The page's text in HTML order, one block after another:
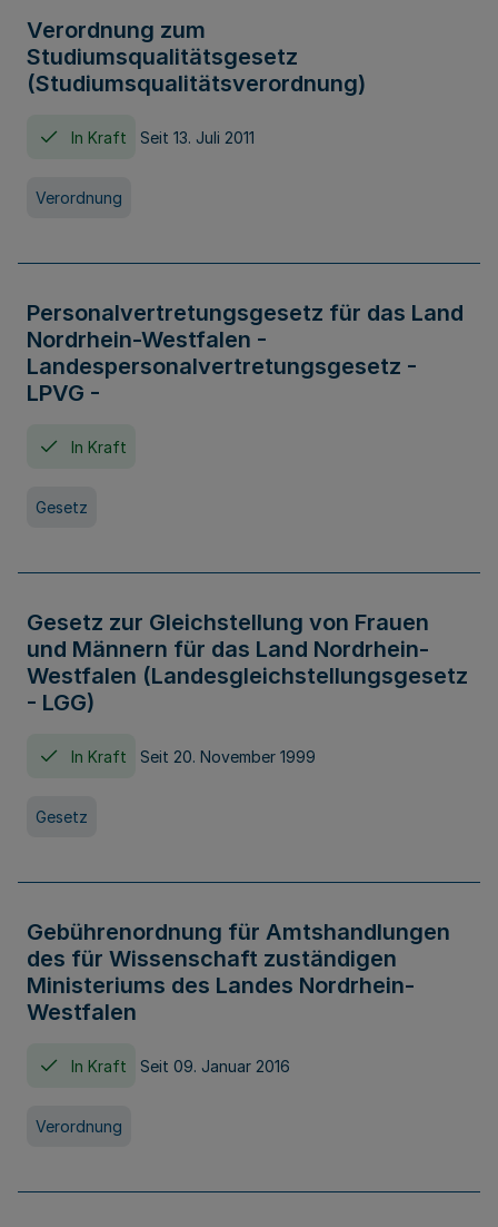
Verordnung zum
Studiumsqualitätsgesetz
(Studiumsqualitätsverordnung)
In Kraft Seit 13. Juli 2011
Verordnung
Personalvertretungsgesetz für das Land
Nordrhein-Westfalen -
Landespersonalvertretungsgesetz -
LPVG -
In Kraft
Gesetz
Gesetz zur Gleichstellung von Frauen
und Männern für das Land Nordrhein-
Westfalen (Landesgleichstellungsgesetz
- LGG)
In Kraft Seit 20. November 1999
Gesetz
Gebührenordnung für Amtshandlungen
des für Wissenschaft zuständigen
Ministeriums des Landes Nordrhein-
Westfalen
In Kraft Seit 09. Januar 2016
Verordnung